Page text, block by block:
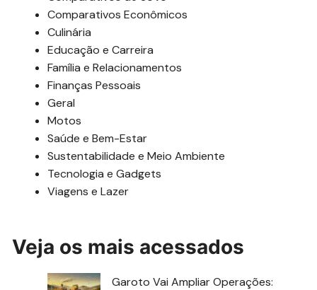
Comparativos Econômicos
Culinária
Educação e Carreira
Família e Relacionamentos
Finanças Pessoais
Geral
Motos
Saúde e Bem-Estar
Sustentabilidade e Meio Ambiente
Tecnologia e Gadgets
Viagens e Lazer
Veja os mais acessados
Garoto Vai Ampliar Operações: